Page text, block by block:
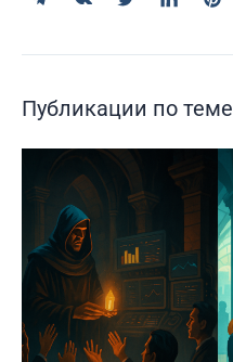
Публикации по теме